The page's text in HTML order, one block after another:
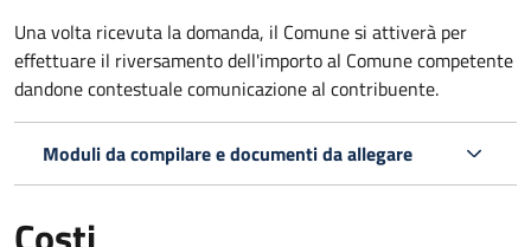
Una volta ricevuta la domanda, il Comune si attiverà per
effettuare il riversamento dell'importo al Comune competente
dandone contestuale comunicazione al contribuente.
Moduli da compilare e documenti da allegare